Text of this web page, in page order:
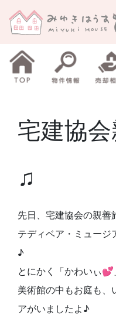
宅建協
♫
先日、宅建協会の親善
テディベア・ミュージ
♪
とにかく「かわいぃ
美術館の中もお庭も、
アがいましたよ♪